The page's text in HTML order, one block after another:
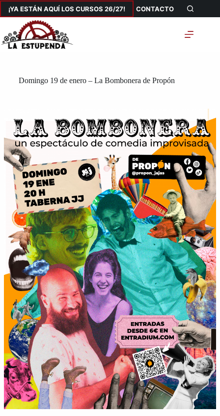
Saltar
contenido
¡YA ESTÁN AQUÍ LOS CURSOS 26/27! CONTACTO
Domingo 19 de enero – La Bombonera de Propón